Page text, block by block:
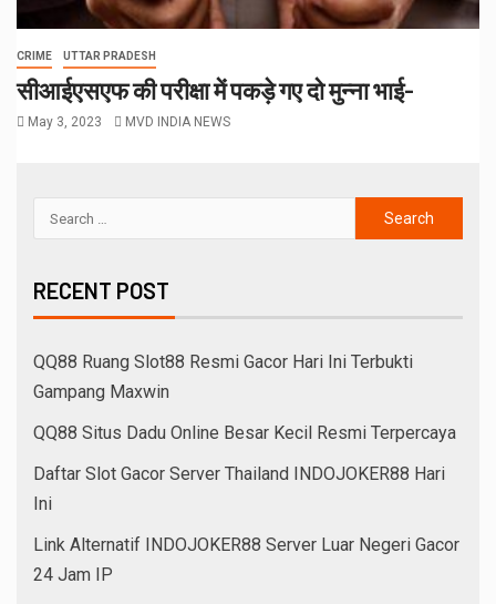
CRIME UTTAR PRADESH
सीआईएसएफ की परीक्षा में पकड़े गए दो मुन्ना भाई-
May 3, 2023 MVD INDIA NEWS
RECENT POST
QQ88 Ruang Slot88 Resmi Gacor Hari Ini Terbukti
Gampang Maxwin
QQ88 Situs Dadu Online Besar Kecil Resmi Terpercaya
Daftar Slot Gacor Server Thailand INDOJOKER88 Hari
Ini
Link Alternatif INDOJOKER88 Server Luar Negeri Gacor
24 Jam IP